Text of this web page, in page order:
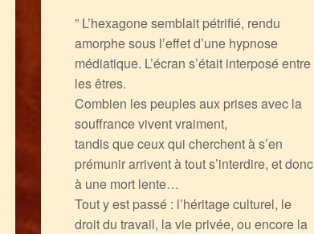
” L’hexagone semblait pétrifié, rendu
amorphe sous l’effet d’une hypnose
médiatique. L’écran s’était interposé entre
les êtres.
Combien les peuples aux prises avec la
souffrance vivent vraiment,
tandis que ceux qui cherchent à s’en
prémunir arrivent à tout s’interdire, et donc
à une mort lente…
Tout y est passé : l’héritage culturel, le
droit du travail, la vie privée, ou encore la